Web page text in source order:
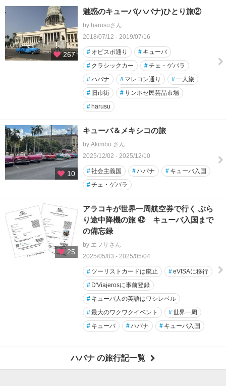
267
魅惑のキューバ(ハバナ)ひとり旅②
by harusuさん
2018/07/12 - 2019/07/16
# オビスポ通り # キューバ
# クラシックカー #チェ・ゲバラ
#ハバナ # マレコン通り #一人旅
# 旧市街 #サンホセ民芸品市場
# harusu
10
キューバ＆メキシコの旅
by Akimbo さん
2025/12/02 - 2025/12/10
#社会主義国 #ハバナ # キューバ入国
#チェ・ゲバラ
25
アラコキが世界一周航空券で行く ぶら
り途中降機の旅 ㊷ キューバ入国まで
の備忘録
by エフサさん
2025/05/03 - 2025/05/04
# ツーリストカードは廃止 #eVISAに移行
# D'Viajerosに事前登録
# キューバ人の英語はワシレベル
#最大のワクワクイベント #世界一周
# キューバ #ハバナ # キューバ入国
ハバナ の旅行記一覧